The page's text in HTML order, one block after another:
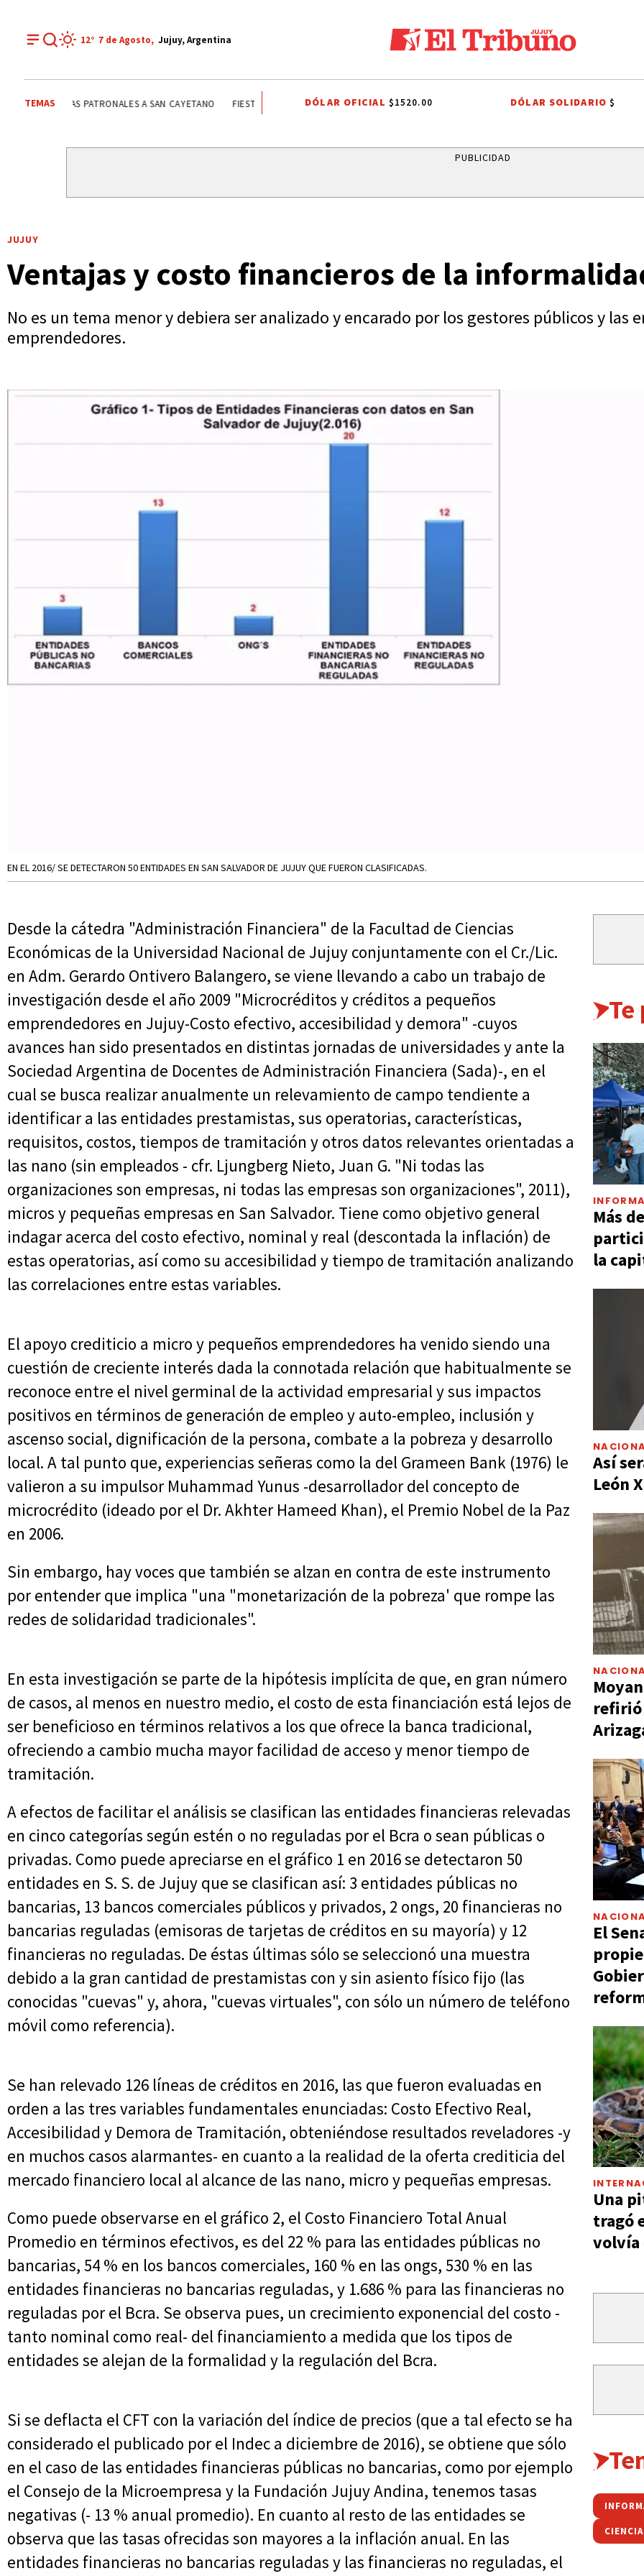
12° 7 de Agosto, Jujuy, Argentina
TEMAS FIESTAS PATRONALES A SAN CAYETANO FIESTAS PATRONALES A SAN CAYETANO FIESTAS PATRONALES A SAN CAYETANO EL
DÓLAR OFICIAL $1520.00 DÓLAR SOLIDARIO$
PUBLICIDAD
JUJUY
Ventajas y costo financieros de la
No es un tema menor y debiera ser analizado y encarado por los gestores públicos y las
emprendedores.
EN EL 2016/ SE DETECTARON 50 ENTIDADES EN SAN SALVADOR DE JUJUY QUE FUERON CLASIFICADAS.
Desde la cátedra "Administración Financiera" de la Facultad de Ciencias
Económicas de la Universidad Nacional de Jujuy conjuntamente con el Cr./Lic.
en Adm. Gerardo Ontivero Balangero, se viene llevando a cabo un trabajo de
investigación desde el año 2009 "Microcréditos y créditos a pequeños
emprendedores en Jujuy-Costo efectivo, accesibilidad y demora" -cuyos
avances han sido presentados en distintas jornadas de universidades y ante la
Sociedad Argentina de Docentes de Administración Financiera (Sada)-, en el
cual se busca realizar anualmente un relevamiento de campo tendiente a
identificar a las entidades prestamistas, sus operatorias, características,
requisitos, costos, tiempos de tramitación y otros datos relevantes orientadas a
las nano (sin empleados - cfr. Ljungberg Nieto, Juan G. "Ni todas las
organizaciones son empresas, ni todas las empresas son organizaciones", 2011),
micros y pequeñas empresas en San Salvador. Tiene como objetivo general
indagar acerca del costo efectivo, nominal y real (descontada la inflación) de
estas operatorias, así como su accesibilidad y tiempo de tramitación analizando
las correlaciones entre estas variables.
El apoyo crediticio a micro y pequeños emprendedores ha venido siendo una
cuestión de creciente interés dada la connotada relación que habitualmente se
reconoce entre el nivel germinal de la actividad empresarial y sus impactos
positivos en términos de generación de empleo y auto-empleo, inclusión y
ascenso social, dignificación de la persona, combate a la pobreza y desarrollo
local. A tal punto que, experiencias señeras como la del Grameen Bank (1976) le
valieron a su impulsor Muhammad Yunus -desarrollador del concepto de
microcrédito (ideado por el Dr. Akhter Hameed Khan), el Premio Nobel de la Paz
en 2006.
Sin embargo, hay voces que también se alzan en contra de este instrumento
por entender que implica "una "monetarización de la pobreza' que rompe las
redes de solidaridad tradicionales".
En esta investigación se parte de la hipótesis implícita de que, en gran número
de casos, al menos en nuestro medio, el costo de esta financiación está lejos de
ser beneficioso en términos relativos a los que ofrece la banca tradicional,
ofreciendo a cambio mucha mayor facilidad de acceso y menor tiempo de
tramitación.
A efectos de facilitar el análisis se clasifican las entidades financieras relevadas
en cinco categorías según estén o no reguladas por el Bcra o sean públicas o
privadas. Como puede apreciarse en el gráfico 1 en 2016 se detectaron 50
entidades en S. S. de Jujuy que se clasifican así: 3 entidades públicas no
bancarias, 13 bancos comerciales públicos y privados, 2 ongs, 20 financieras no
bancarias reguladas (emisoras de tarjetas de créditos en su mayoría) y 12
financieras no reguladas. De éstas últimas sólo se seleccionó una muestra
debido a la gran cantidad de prestamistas con y sin asiento físico fijo (las
conocidas "cuevas" y, ahora, "cuevas virtuales", con sólo un número de teléfono
móvil como referencia).
Se han relevado 126 líneas de créditos en 2016, las que fueron evaluadas en
orden a las tres variables fundamentales enunciadas: Costo Efectivo Real,
Accesibilidad y Demora de Tramitación, obteniéndose resultados reveladores -y
en muchos casos alarmantes- en cuanto a la realidad de la oferta crediticia del
mercado financiero local al alcance de las nano, micro y pequeñas empresas.
Como puede observarse en el gráfico 2, el Costo Financiero Total Anual
Promedio en términos efectivos, es del 22 % para las entidades públicas no
bancarias, 54 % en los bancos comerciales, 160 % en las ongs, 530 % en las
entidades financieras no bancarias reguladas, y 1.686 % para las financieras no
reguladas por el Bcra. Se observa pues, un crecimiento exponencial del costo -
tanto nominal como real- del financiamiento a medida que los tipos de
entidades se alejan de la formalidad y la regulación del Bcra.
Si se deflacta el CFT con la variación del índice de precios (que a tal efecto se ha
considerado el publicado por el Indec a diciembre de 2016), se obtiene que sólo
en el caso de las entidades financieras públicas no bancarias, como por ejemplo
el Consejo de la Microempresa y la Fundación Jujuy Andina, tenemos tasas
negativas (- 13 % anual promedio). En cuanto al resto de las entidades se
observa que las tasas ofrecidas son mayores a la inflación anual. En las
entidades financieras no bancarias reguladas y las financieras no reguladas, el
Más
la
Así
León
refirió
El
Una
tragó
volvía